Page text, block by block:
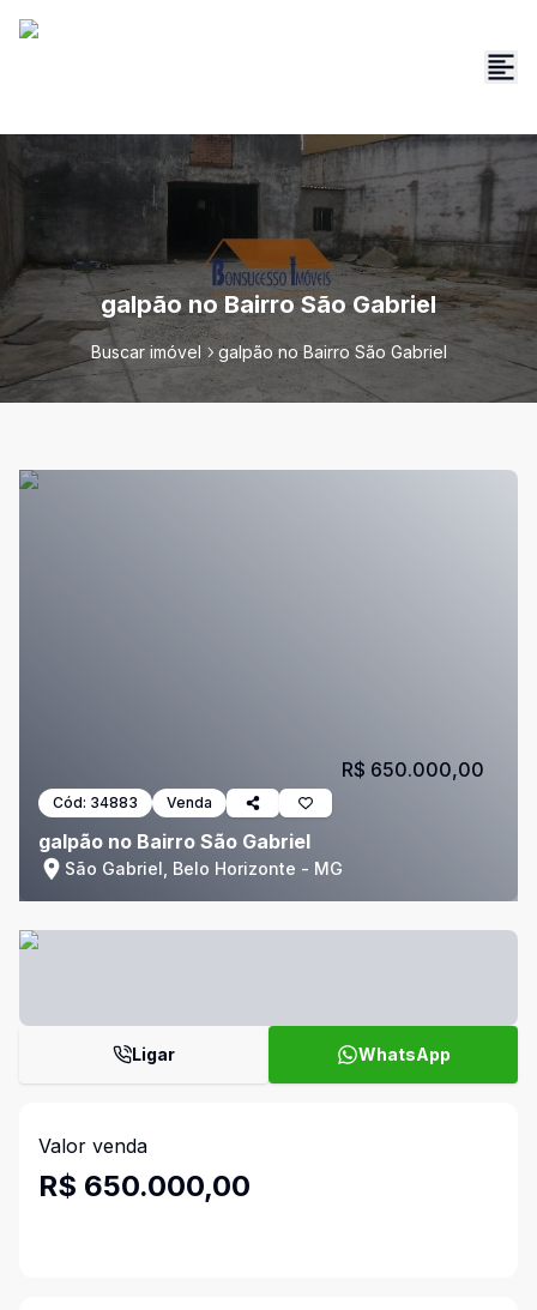
galpão no Bairro São Gabriel
Buscar imóvel galpão no Bairro São Gabriel
Cód: 34883 Venda
galpão no Bairro São Gabriel
São Gabriel, Belo Horizonte - MG
R$ 650.000,00
Ligar WhatsApp
Valor venda
R$ 650.000,00